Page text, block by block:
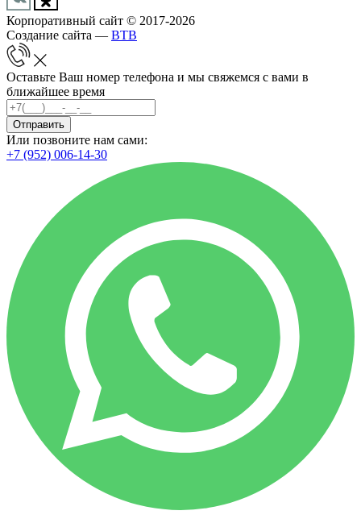
Корпоративный сайт © 2017-2026
Создание сайта — BTB
Оставьте Ваш номер телефона и мы свяжемся с вами в
ближайшее время
Отправить
Или позвоните нам сами:
+7 (952) 006-14-30